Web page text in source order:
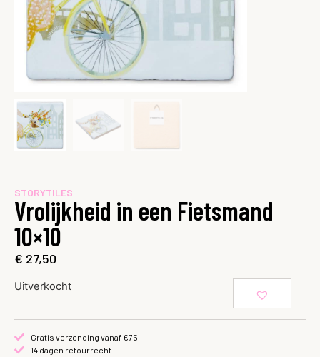
STORYTILES
Vrolijkheid in een Fietsmand
10×10
€ 27,50
Uitverkocht
Gratis verzending vanaf €75
14 dagen retourrecht